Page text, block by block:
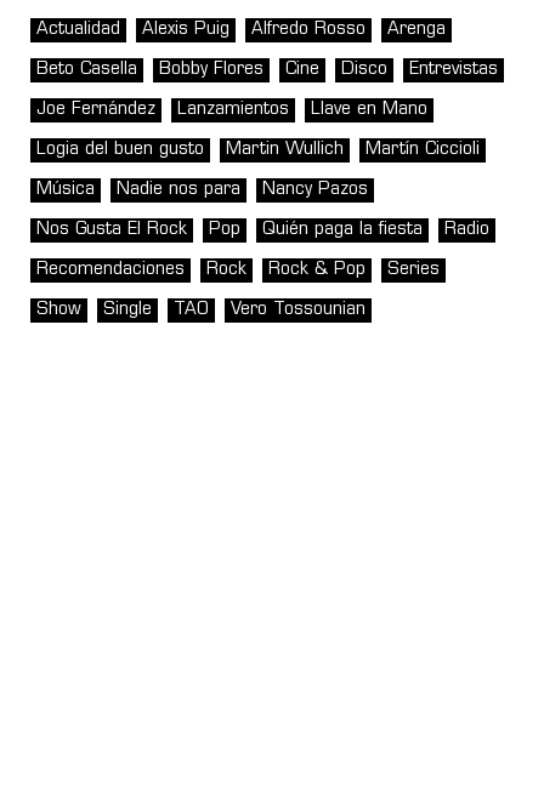
Actualidad Alexis Puig Alfredo Rosso Arenga
Beto Casella Bobby Flores Cine Disco Entrevistas
Joe Fernández Lanzamientos Llave en Mano
Logia del buen gusto Martin Wullich Martín Ciccioli
Música Nadie nos para Nancy Pazos
Nos Gusta El Rock Pop Quién paga la fiesta Radio
Recomendaciones Rock Rock & Pop Series
Show Single TAO Vero Tossounian